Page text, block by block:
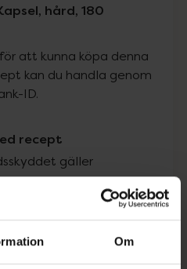
Om
hård, 180
att kunna köpa denna
kan du handla genom
ID.
recept
gäller
kr
656,25 kr